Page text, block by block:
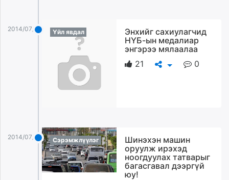
2014/07/22 Үйл явдал
Энхийг сахиулагчид
НҮБ-ын медалиар
энгэрээ мялаалаа
21
0
2014/07/22 Сэрэмжлүүлэг
Шинэхэн машин
оруулж ирэхэд
ноогдуулах татварыг
багасгавал дээргүй
юу!